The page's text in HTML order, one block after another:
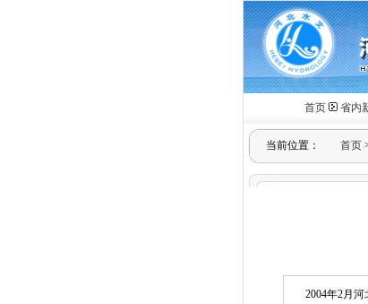
首页 省内
当前位置： 首页
2004年2月河